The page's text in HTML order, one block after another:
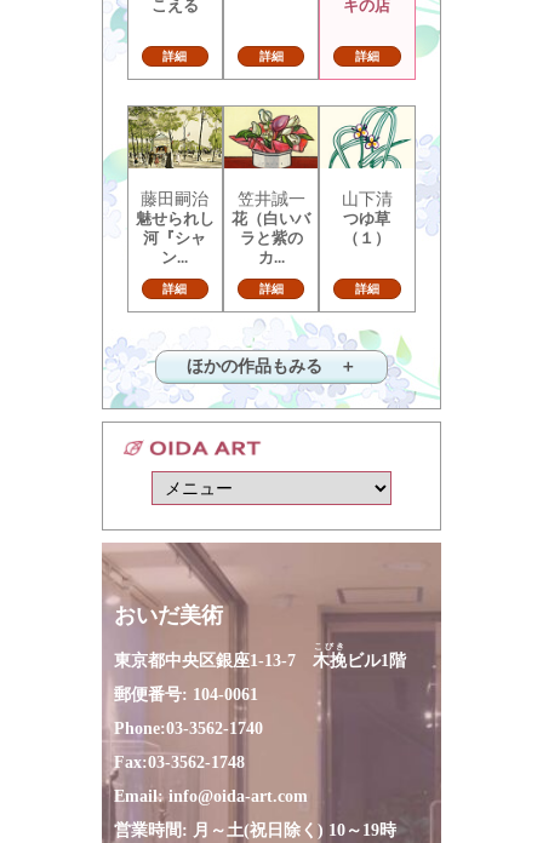
こえる
詳細 詳細
キの店
詳細
藤田嗣治
魅せられし
河『シャ
ン...
詳細
笠井誠一
花（白いバ
ラと紫の
カ...
詳細
山下清
つゆ草
（１）
詳細
ほかの作品もみる ＋
おいだ美術
東京都中央区銀座1-13-7 木挽
こびき
ビル1階
郵便番号: 104-0061
Phone:03-3562-1740
Fax:03-3562-1748
Email:info@oida-art.com
営業時間: 月～土(祝日除く) 10～19時